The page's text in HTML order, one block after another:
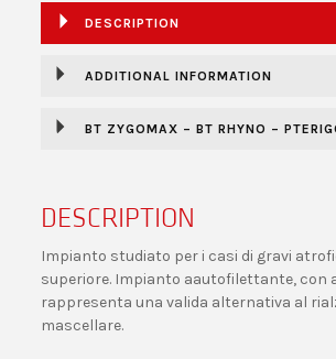
DESCRIPTION
ADDITIONAL INFORMATION
BT ZYGOMAX – BT RHYNO –
DESCRIPTION
Impianto studiato per i casi di gravi
superiore. Impianto aautofilettante, con
rappresenta una valida alternativa al
mascellare.